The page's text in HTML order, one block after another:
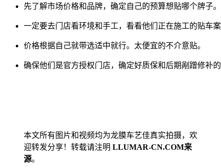
先了解市场价格和品牌，确定自己的预算想贴哪个牌子。
一定要去门店看环境和手工，看看他们正在施工的贴车
价格根据自己就带选适中就行。太便宜的不介意贴。
确保他们是官方授权门店，确定好质保和后期剐蹭修补
本文所有图片和视频均为龙膜车艺佳真实拍摄，欢
迎转发分享！转载请注明 LLUMAR-CN.COM来
源。